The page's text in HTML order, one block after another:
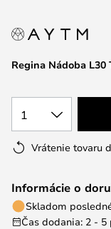
obrázkov
Regina Nádoba
1
Vrátenie tovaru
Informácie o
Skladom
Čas dodania: 2 - 5